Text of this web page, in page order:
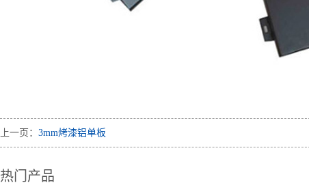
上一页： 3mm烤漆铝单板
热门产品